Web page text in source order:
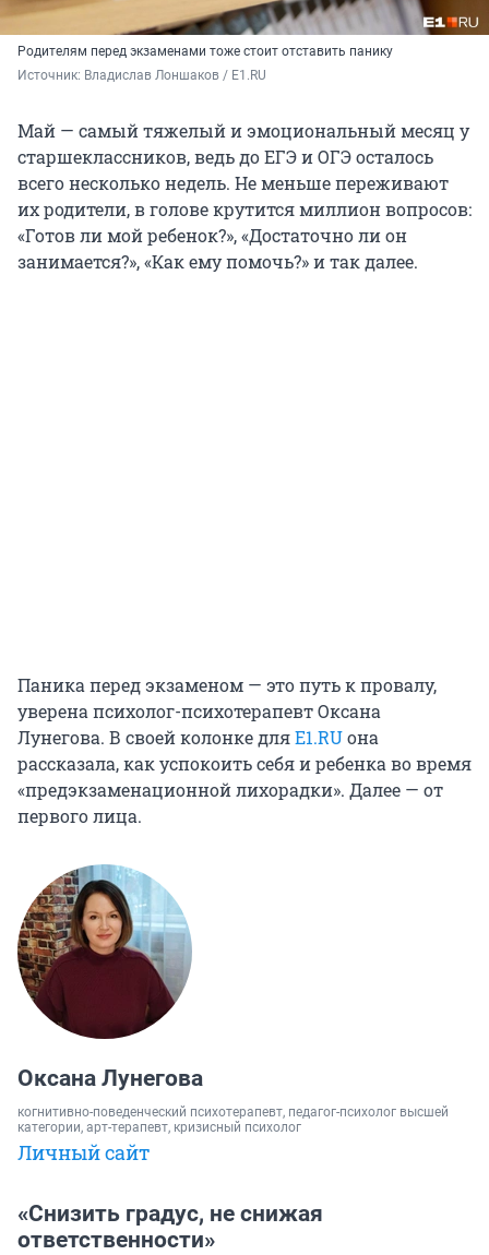
Родителям перед экзаменами тоже стоит отставить панику
Источник: Владислав Лоншаков / E1.RU
Май — самый тяжелый и эмоциональный месяц у
старшеклассников, ведь до ЕГЭ и ОГЭ осталось
всего несколько недель. Не меньше переживают
их родители, в голове крутится миллион вопросов:
«Готов ли мой ребенок?», «Достаточно ли он
занимается?», «Как ему помочь?» и так далее.
Паника перед экзаменом — это путь к провалу,
уверена психолог-психотерапевт Оксана
Лунегова. В своей колонке дляE1.RUона
рассказала, как успокоить себя и ребенка во время
«предэкзаменационной лихорадки». Далее — от
первого лица.
Оксана Лунегова
когнитивно-поведенческий психотерапевт, педагог-психолог высшей
категории, арт-терапевт, кризисный психолог
Личный сайт
«Снизить градус, не снижая
ответственности»